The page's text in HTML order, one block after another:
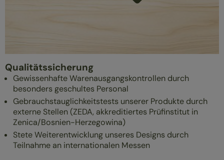
Qualitätssicherung
Gewissenhafte Warenausgangskontrollen durch
besonders geschultes Personal
Gebrauchstauglichkeitstests unserer Produkte durch
externe Stellen (ZEDA, akkreditiertes Prüfinstitut in
Zenica/Bosnien-Herzegowina)
Stete Weiterentwicklung unseres Designs durch
Teilnahme an internationalen Messen